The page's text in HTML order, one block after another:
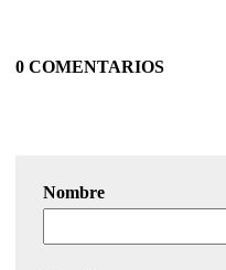
0 COMENTARIOS
Nombre